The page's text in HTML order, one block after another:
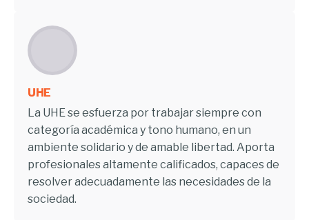
UHE
La UHE se esfuerza por trabajar siempre con
categoría académica y tono humano, en un
ambiente solidario y de amable libertad. Aporta
profesionales altamente calificados, capaces de
resolver adecuadamente las necesidades de la
sociedad.